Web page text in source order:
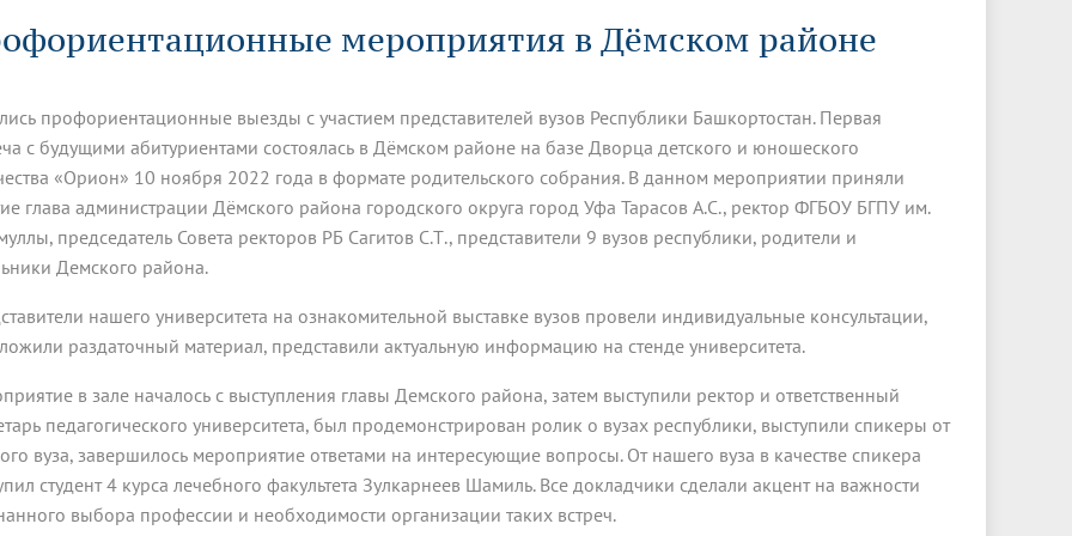
программа развития
Антитеррор
Сведения об образовательной
организации
картой Реорганизация вуза
Трансформация университета
аккредитационный
Научно-образовательный
Государственная итоговая аттестация
образования
для студентов Я-профессионал
Всероссийская студенческая
олимпиада по хирургии с
международным участием
Электронная учебная библиотека
обучение
Инновационные образовательные
Аккредитация специалиста
Наставничество в сфере
здравоохранения
исследования и
ЛЭК
Диссертационные советы
Докторантура
мегагранта Полезные интернет-ссылки
Научные издания
университетов
Управление инновационной
деятельности
Публикационная активность
НИИ кардиологии
БГМУ
выпускников Работа музеев на кафедрах
Выпускники БГМУ – ветераны ВОВ
90 лет Университету 85 лет
Празднование 75-летия Победы в
Великой Отечественной войне
отделение «Движение
БГМУ
Альманах "Исторический вестник" «МЕДМОЛ»
мероприятия в Дёмском районе
профориентационные выезды с участием представителей вузов Республики Башкортостан. Первая
с будущими абитуриентами состоялась в Дёмском районе на базе Дворца детского и юношеского
«Орион» 10 ноября 2022 года в формате родительского собрания. В данном мероприятии приняли
глава администрации Дёмского района городского округа город Уфа Тарасов А.С., ректор ФГБОУ БГПУ им.
председатель Совета ректоров РБ Сагитов С.Т., представители 9 вузов республики, родители и
Демского района.
нашего университета на ознакомительной выставке вузов провели индивидуальные консультации,
раздаточный материал, представили актуальную информацию на стенде университета.
в зале началось с выступления главы Демского района, затем выступили ректор и ответственный
педагогического университета, был продемонстрирован ролик о вузах республики, выступили спикеры от
вуза, завершилось мероприятие ответами на интересующие вопросы. От нашего вуза в качестве спикера
студент 4 курса лечебного факультета Зулкарнеев Шамиль. Все докладчики сделали акцент на важности
выбора профессии и необходимости организации таких встреч.